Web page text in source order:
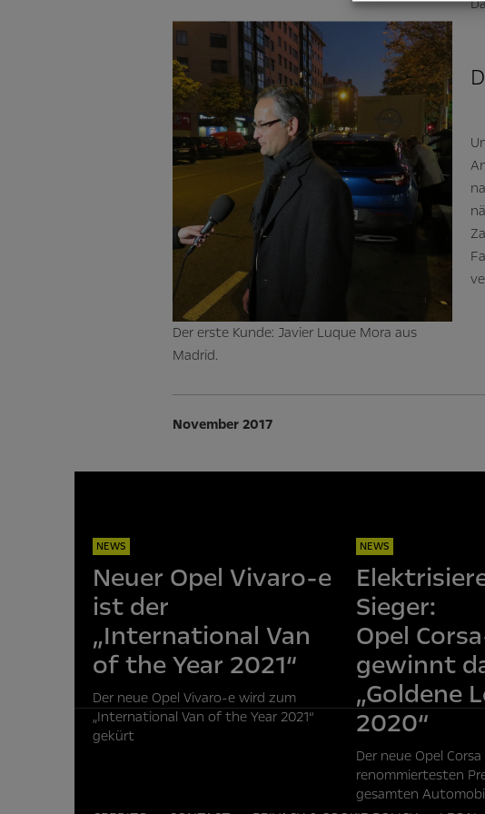
Der erste Kunde: Javier Luque Mora aus
Madrid.
November 2017
NEWS
Neuer Opel Vivaro-e
ist der
„International Van
of the Year 2021“
Der neue Opel Vivaro-e wird zum
„International Van of the Year 2021“
gekürt
NEWS
Sieger:
Opel
gewinnt
„Goldene
2020“
Der neue Opel
renommiertesten
gesamten